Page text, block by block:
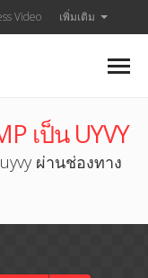
Video เพิ่มเติม
เป็น UYVY
ผ่านช่องทาง